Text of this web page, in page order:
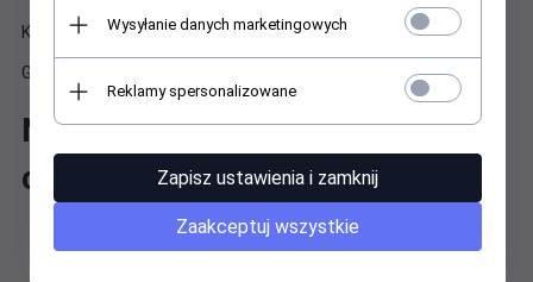
Kielce.
Galeria "Planty" stoisko 47A
Najwyższa jakość - optymalna
cena !
Wysyłanie danych marketingowych
Reklamy spersonalizowane
Zapisz ustawienia i zamknij
Zaakceptuj wszystkie